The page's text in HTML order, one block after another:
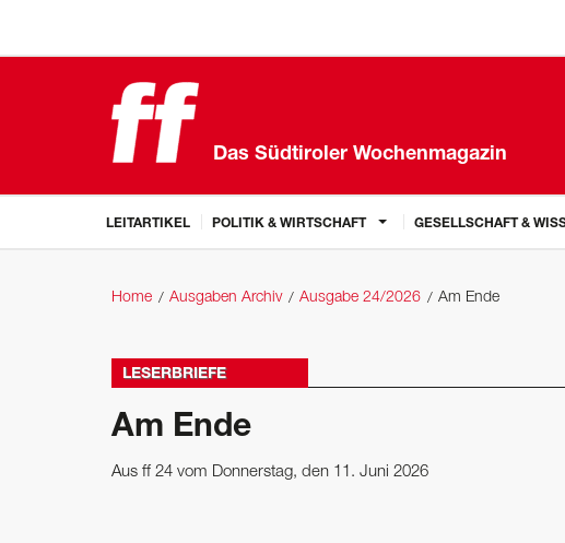
Das Südtiroler Wochenmagazin
LEITARTIKEL POLITIK & WIRTSCHAFT GESELLSCHAFT &
Home Ausgaben Archiv Ausgabe 24/2026 Am Ende
LESERBRIEFE
Am Ende
Aus ff 24 vom Donnerstag, den 11. Juni 2026